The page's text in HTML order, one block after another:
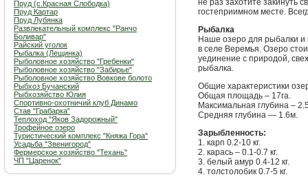
Пруд (с.Красная Слободка)
Пруд Картар
Пруд Лубянка
Развлекательный комплекс "Ранчо
Боливар"
Райский уголок
Рыбалка (Лещинка)
Рыболовное хозяйство "Гребенки"
Рыболовное хозяйство "Забирье"
Рыболовное хозяйство Вовкове болото
Рыбхоз Бучанский
Рыбхозяйство Юлия
Спортивно-охотничий клуб Динамо
Став "Грабарка"
Теплоход "Яков Задорожный"
Трофейное озеро
Туристический комплекс "Княжа Гора"
Усадьба "Звенигород"
Фермерское хозяйство "Техань"
ЧП "Царенок"
не раз захотите закинуть
гостеприимном месте.
Рыбалка
Наше озеро для рыбалки и
в селе Веремья. Озеро
уединение с природой,
рыбалка.
Общие характеристики
Общая площадь – 17га.
Максимальная глубина –
Средняя глубина — 1.6м.
Зарыбленность:
1. карп 0.2-10 кг.
2. карась – 0.1-0.7 кг.
3. белый амур 0.4-12 кг.
4. толстолобик 0.7-5 кг.